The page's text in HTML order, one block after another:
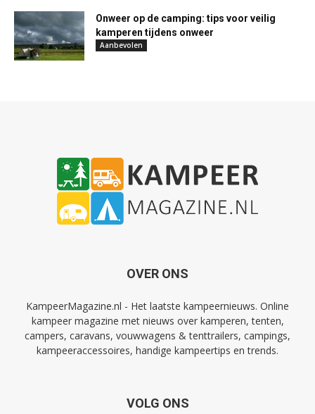
Onweer op de camping: tips voor veilig
kamperen tijdens onweer
Aanbevolen
OVER ONS
KampeerMagazine.nl - Het laatste kampeernieuws. Online
kampeer magazine met nieuws over kamperen, tenten,
campers, caravans, vouwwagens & tenttrailers, campings,
kampeeraccessoires, handige kampeertips en trends.
VOLG ONS